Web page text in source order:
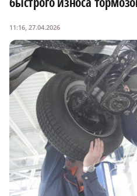
11:16, 27.04.2026